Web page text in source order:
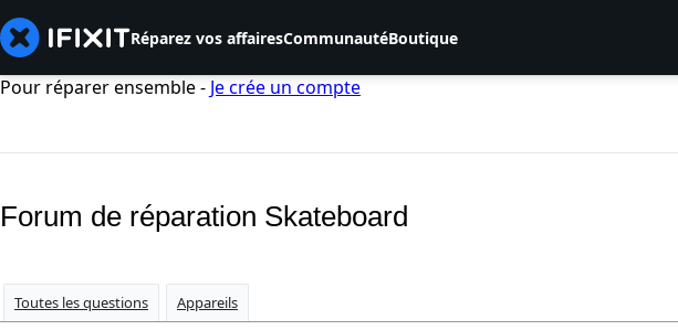
Réparez vos affairesCommunautéBoutique
Pour réparer ensemble - Je crée un compte
Forum de réparation Skateboard
Toutes les questions Appareils